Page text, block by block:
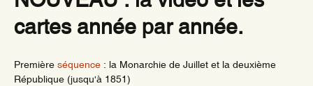
cartes année par année.
Première séquence : la Monarchie de Juillet et la deuxième
République (jusqu'à 1851)